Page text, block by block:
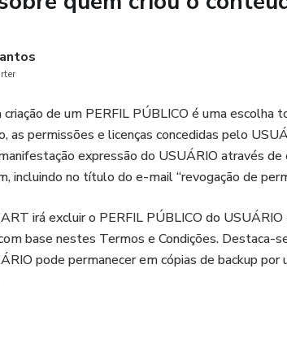
de um PERFIL PÚBLICO é uma
as permissões e licenças concedidas pelo
expressão do USUÁRIO através de
incluindo no título do e-mail “revogação de
irá excluir o PERFIL PÚBLICO do
base nestes Termos e Condições. Destaca-
pode permanecer em cópias de backup
PÚBLICO pode continuar aparecendo tendo